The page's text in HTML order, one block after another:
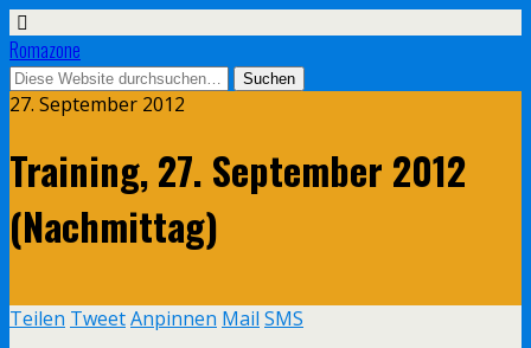
Romazone
27. September 2012
Training, 27. September 2012
(Nachmittag)
Teilen TweetAnpinnen Mail SMS